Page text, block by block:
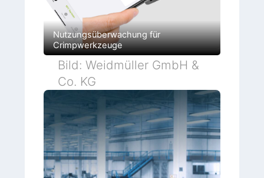
Nutzungsüberwachung für
Crimpwerkzeuge
Bild: Weidmüller GmbH &
Co. KG